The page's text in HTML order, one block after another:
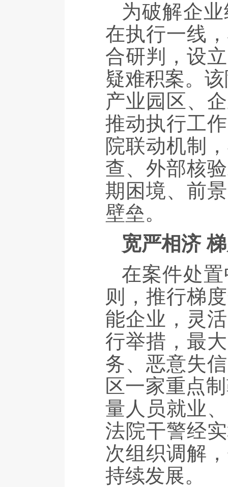
为破解企
在执行一线
合研判，设
疑难积案。
产业园区、
推动执行工
院联动机制
查、外部核
期困境、前
壁垒。
宽严相济
在案件处
则，推行梯
能企业，灵
行举措，最
务、恶意失
区一家重点
量人员就业
法院干警经
次组织调解
持续发展。